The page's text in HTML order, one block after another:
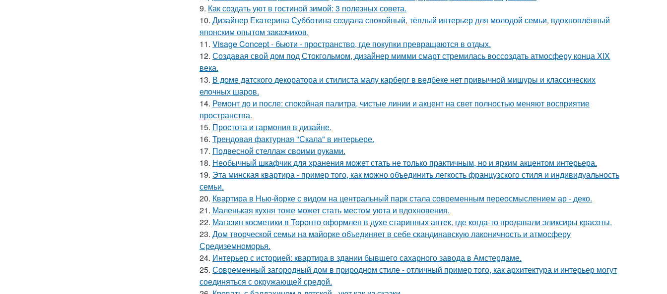
9. Как создать уют в гостиной зимой: 3 полезных совета.
10. Дизайнер Екатерина Субботина создала спокойный, тёплый интерьер для молодой семьи, вдохновлённый
японским опытом заказчиков.
11. Visage Concept - бьюти - пространство, где покупки превращаются в отдых.
12. Создавая свой дом под Стокгольмом, дизайнер мимми смарт стремилась воссоздать атмосферу конца XIX
века.
13. В доме датского декоратора и стилиста малу карберг в ведбеке нет привычной мишуры и классических
елочных шаров.
14. Ремонт до и после: спокойная палитра, чистые линии и акцент на свет полностью меняют восприятие
пространства.
15. Простота и гармония в дизайне.
16. Трендовая фактурная "Скала" в интерьере.
17. Подвесной стеллаж своими руками.
18. Необычный шкафчик для хранения может стать не только практичным, но и ярким акцентом интерьера.
19. Эта минская квартира - пример того, как можно объединить легкость французского стиля и индивидуальность
семьи.
20. Квартира в Нью-йорке с видом на центральный парк стала современным переосмыслением ар - деко.
21. Маленькая кухня тоже может стать местом уюта и вдохновения.
22. Магазин косметики в Торонто оформлен в духе старинных аптек, где когда-то продавали эликсиры красоты.
23. Дом творческой семьи на майорке объединяет в себе скандинавскую лаконичность и атмосферу
Средиземноморья.
24. Интерьер с историей: квартира в здании бывшего сахарного завода в Амстердаме.
25. Современный загородный дом в природном стиле - отличный пример того, как архитектура и интерьер могут
соединяться с окружающей средой.